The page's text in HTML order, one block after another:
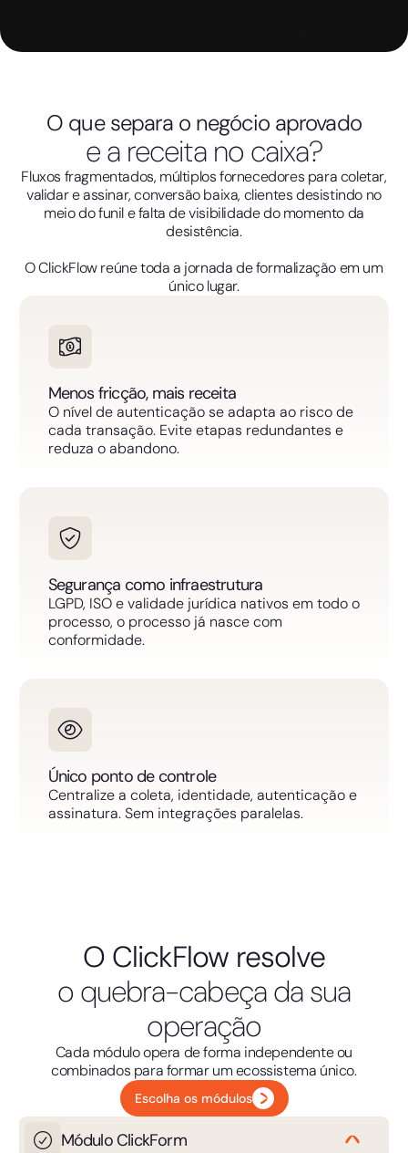
O que separa o negócio aprovado
e a receita no caixa?
Fluxos fragmentados, múltiplos fornecedores para coletar,
validar e assinar, conversão baixa, clientes desistindo no
meio do funil e falta de visibilidade do momento da
desistência.
O ClickFlow reúne toda a jornada de formalização em um
único lugar.
Menos fricção, mais receita
O nível de autenticação se adapta ao risco de
cada transação. Evite etapas redundantes e
reduza o abandono.
Segurança como infraestrutura
LGPD, ISO e validade jurídica nativos em todo o
processo, o processo já nasce com
conformidade.
Único ponto de controle
Centralize a coleta, identidade, autenticação e
assinatura. Sem integrações paralelas.
O ClickFlow resolve
o quebra-cabeça da sua
operação
Cada módulo opera de forma independente ou
combinados para formar um ecossistema único.
Escolha os módulos
Módulo ClickForm